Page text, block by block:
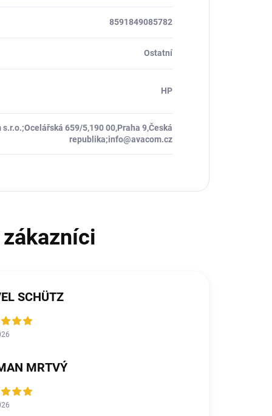
8591849085782
Ostatní
HP
s.r.o.;Ocelářská 659/5,190 00,Praha 9,Česká
republika;info@avacom.cz
SCHÜTZ
MRTVÝ